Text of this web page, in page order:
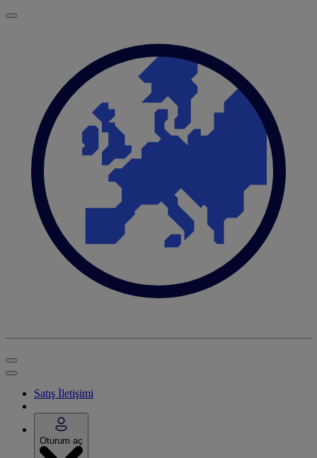
Satış İletişimi
Oturum aç